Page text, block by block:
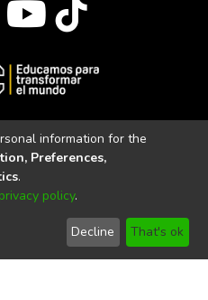
Estatal del Carchi
del Carchi | Acreditada por el
SE-33-CACES-2020
information for the
Preferences,
.
privacy policy.
Decline That's ok